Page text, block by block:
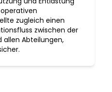
zugleich einen
zwischen der
Abteilungen,